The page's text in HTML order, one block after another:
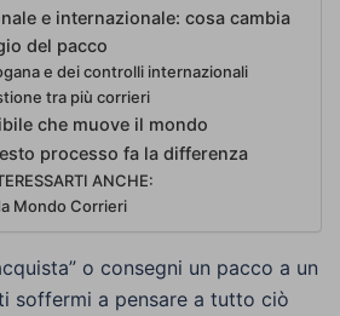
e internazionale: cosa cambia
del pacco
e dei controlli internazionali
tra più corrieri
che muove il mondo
processo fa la differenza
ANCHE:
Mondo Corrieri
o consegni un pacco a un
soffermi a pensare a tutto ciò